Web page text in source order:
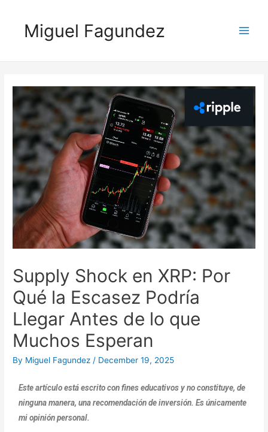
Miguel Fagundez
Supply Shock en XRP: Por
Qué la Escasez Podría
Llegar Antes de lo que
Muchos Esperan
By Miguel Fagundez / December 19, 2025
Este artículo está escrito con fines educativos y no constituye, de
ninguna manera, una recomendación de inversión. Es únicamente
mi opinión personal.